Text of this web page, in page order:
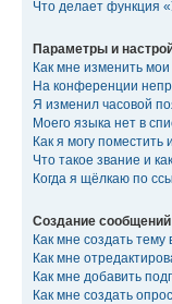
Что делает функция
Параметры и
Как мне изменить
На конференции
Я изменил часовой
Моего языка нет в
Как я могу
Что такое звание и
Когда я щёлкаю по
Создание сообщений
Как мне создать
Как мне
Как мне добавить
Как мне создать